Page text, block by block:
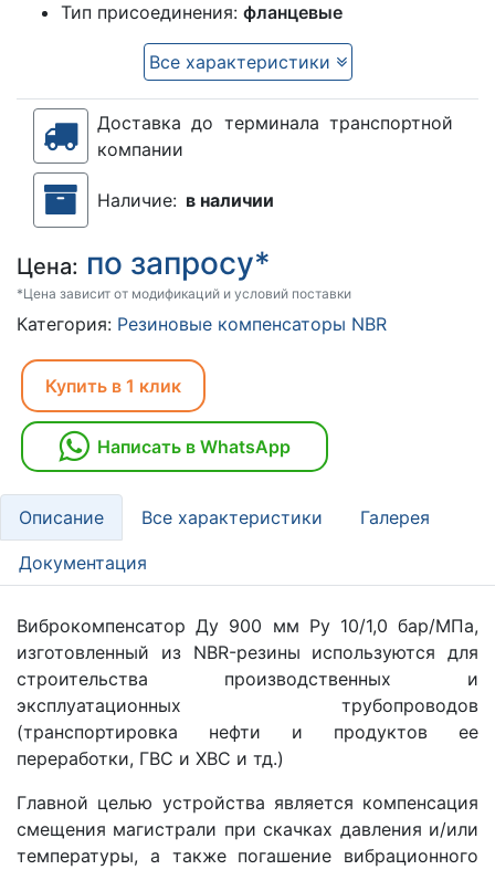
Тип присоединения: фланцевые
Все характеристики
Доставка до терминала транспортной
компании
Наличие: в наличии
Цена: по запросу*
*Цена зависит от модификаций и условий поставки
Категория: Резиновые компенсаторы NBR
Купить в 1 клик
Написать в WhatsApp
Описание Все характеристики Галерея
Документация
Виброкомпенсатор Ду 900 мм Ру 10/1,0 бар/МПа,
изготовленный из NBR-резины используются для
строительства производственных и
эксплуатационных трубопроводов
(транспортировка нефти и продуктов ее
переработки, ГВС и ХВС и тд.)
Главной целью устройства является компенсация
смещения магистрали при скачках давления и/или
температуры, а также погашение вибрационного